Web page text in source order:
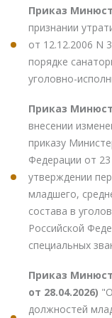
Приказ
признании
от 12.12.2006 N
порядке
уголовно-
Приказ
внесении
приказу
Федерации от
утверждении
младшего,
состава в
Российской
специальных
Приказ
от 28.04.2026)
должностей